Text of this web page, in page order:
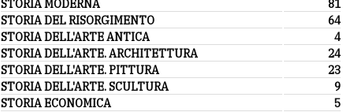
STORIA MODERNA
81
STORIA DEL RISORGIMENTO
64
STORIA DELL'ARTE ANTICA
4
STORIA DELL'ARTE. ARCHITETTURA
24
STORIA DELL'ARTE. PITTURA
23
STORIA DELL'ARTE. SCULTURA
9
STORIA ECONOMICA
5